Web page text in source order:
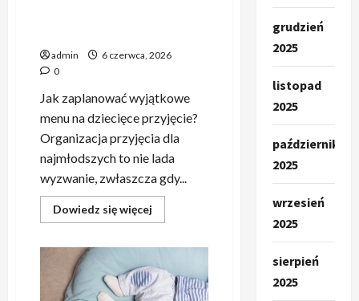
admin
6 czerwca, 2026
0
Jak zaplanować wyjątkowe
menu na dziecięce przyjęcie?
Organizacja przyjęcia dla
najmłodszych to nie lada
wyzwanie, zwłaszcza gdy...
Dowiedz się więcej
się
na
urodziny
dziecka
–
grudzień
2025
listopad
2025
październik
2025
wrzesień
2025
sierpień
2025